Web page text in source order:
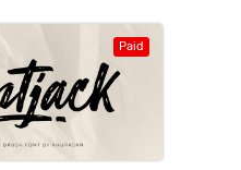
Paid